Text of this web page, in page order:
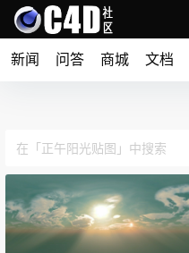
新闻 问答 商城 文档